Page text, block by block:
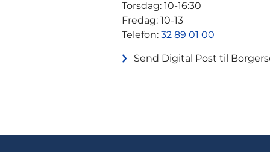
Torsdag: 10-16:30
Fredag: 10-13
Telefon: 32 89 01 00
Send Digital Post til